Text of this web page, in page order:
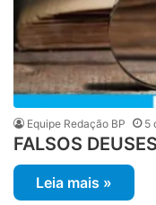
Equipe Redação BP 5
FALSOS
Leia mais »